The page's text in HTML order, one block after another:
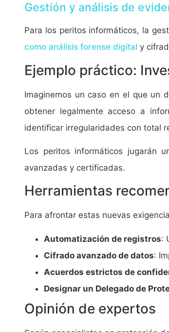
Gestión y análisis de
Para los peritos informáticos, la
como análisis forense digital y
Ejemplo práctico:
Imaginemos un caso en el que un
obtener legalmente acceso a
identificar irregularidades con total
Los peritos informáticos jugarán
avanzadas y certificadas.
Herramientas
Para afrontar estas nuevas
Automatización de registros:
Cifrado avanzado de datos:
Acuerdos estrictos de
Designar un Delegado de
Opinión de expertos